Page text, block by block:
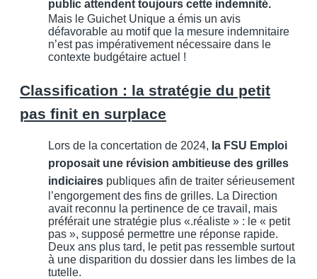
public attendent toujours cette indemnité.
Mais le Guichet Unique a émis un avis
défavorable au motif que la mesure indemnitaire
n’est pas impérativement nécessaire dans le
contexte budgétaire actuel !
Classification : la stratégie du petit
pas finit en surplace
Lors de la concertation de 2024, la FSU Emploi
proposait une révision ambitieuse des grilles
indiciaires publiques afin de traiter sérieusement
l’engorgement des fins de grilles. La Direction
avait reconnu la pertinence de ce travail, mais
préférait une stratégie plus «.réaliste » : le « petit
pas », supposé permettre une réponse rapide.
Deux ans plus tard, le petit pas ressemble surtout
à une disparition du dossier dans les limbes de la
tutelle.